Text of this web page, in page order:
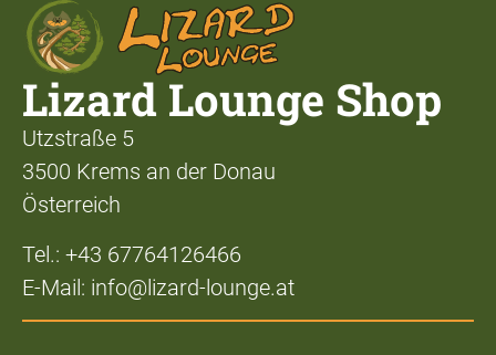
Lizard Lounge Shop
Utzstraße 5
3500 Krems an der Donau
Österreich
Tel.: +43 67764126466
E-Mail: info@lizard-lounge.at